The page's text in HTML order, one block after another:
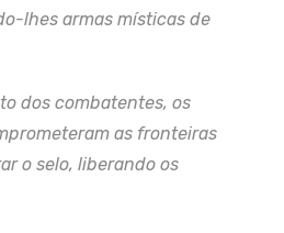
lhes armas místicas de
dos combatentes, os
as fronteiras
o selo, liberando os